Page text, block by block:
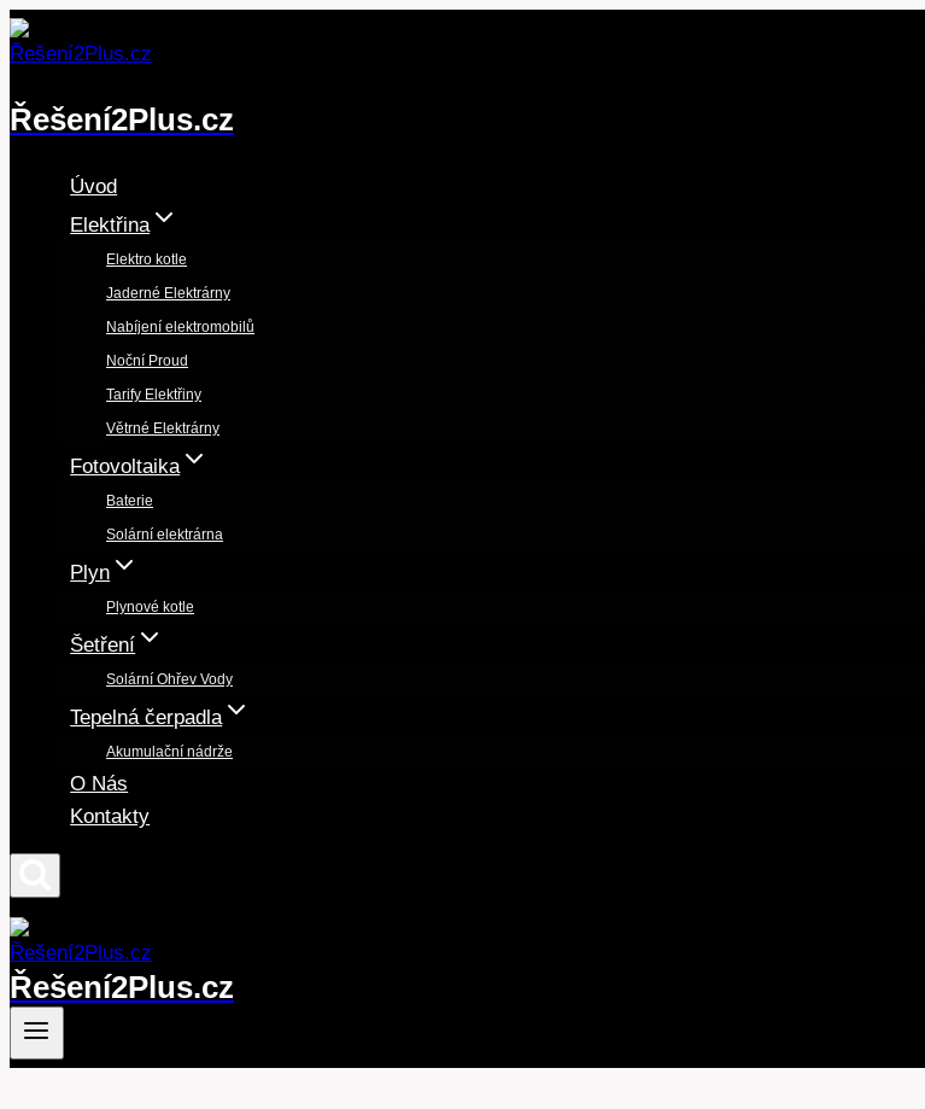
Přeskočit
na
Řešení2Plus.cz
Úvod
Elektřina
Elektro kotle
Jaderné Elektrárny
Nabíjení elektromobilů
Noční Proud
Tarify Elektřiny
Větrné Elektrárny
Fotovoltaika
Baterie
Solární elektrárna
Plyn
Plynové kotle
Šetření
Solární Ohřev Vody
Tepelná čerpadla
Akumulační nádrže
O Nás
Kontakty
Řešení2Plus.cz